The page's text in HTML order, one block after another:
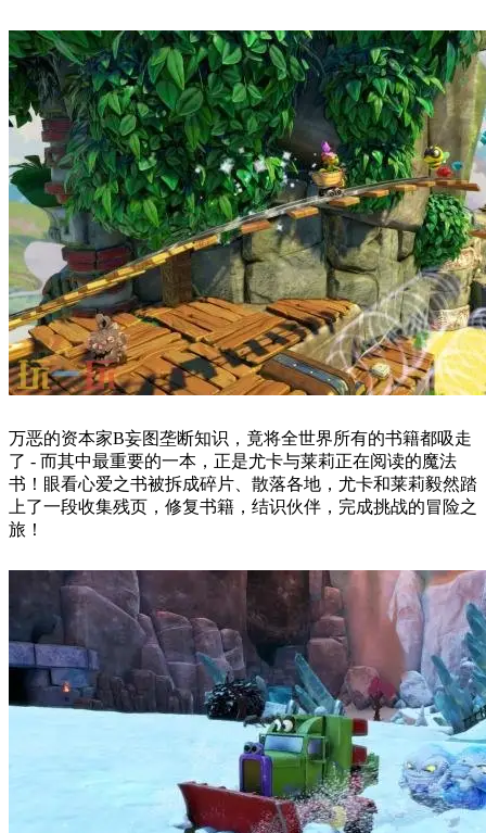
万恶的资本家B妄图垄断知识，竟将全世界所有的书籍都吸走
了 - 而其中最重要的一本，正是尤卡与莱莉正在阅读的魔法
书！眼看心爱之书被拆成碎片、散落各地，尤卡和莱莉毅然踏
上了一段收集残页，修复书籍，结识伙伴，完成挑战的冒险之
旅！